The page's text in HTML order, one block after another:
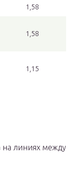
1,58
1,58
1,15
на линиях между